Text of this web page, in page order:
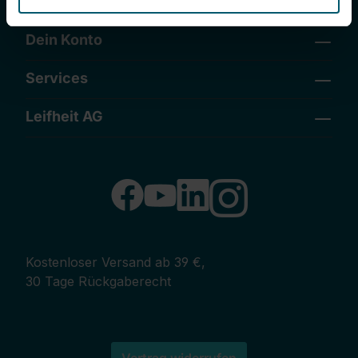
Dein Konto
Services
Leifheit AG
Kostenloser Versand ab 39 €,
30 Tage Rückgaberecht